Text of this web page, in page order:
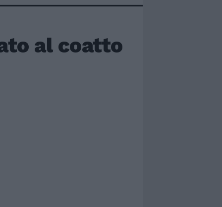
al coatto